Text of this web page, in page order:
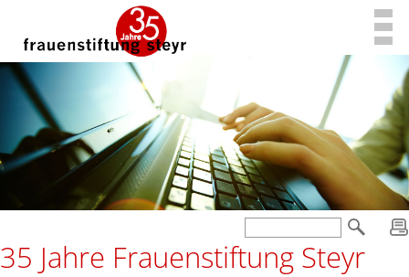
35 Jahre Frauenstiftung Steyr